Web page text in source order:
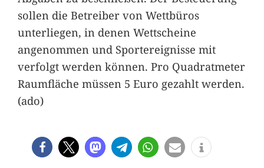
sollen die Betreiber von Wettbüros
unterliegen, in denen Wettscheine
angenommen und Sportereignisse mit
verfolgt werden können. Pro Quadratmeter
Raumfläche müssen 5 Euro gezahlt werden.
(ado)